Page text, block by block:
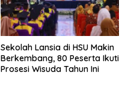
Sekolah Lansia di HSU Makin
Berkembang, 80 Peserta Ikuti
Prosesi Wisuda Tahun Ini